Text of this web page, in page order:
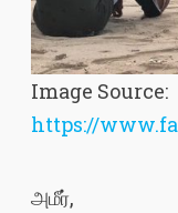
Image Source:
https://
அமீர்,